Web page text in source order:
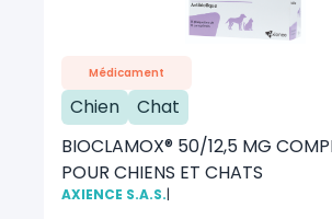
Médicament
Chien
Chat
BIOCLAMOX® 50/12,5 MG
POUR CHIENS ET CHATS
AXIENCE S.A.S.|